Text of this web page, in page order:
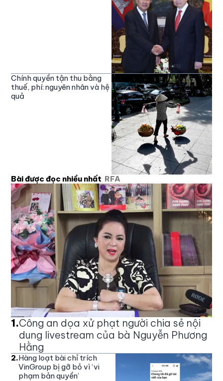
Chính quyền tận thu bằng
thuế, phí: nguyên nhân và hệ
quả
Bài được đọc nhiều nhất RFA
1.Công an dọa xử phạt người chia sẻ nội
dung livestream của bà Nguyễn Phương
Hằng
2.Hàng loạt bài chỉ trích
VinGroup bị gỡ bỏ vì ‘vi
phạm bản quyền’